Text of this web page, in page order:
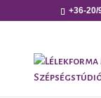
+36-20/